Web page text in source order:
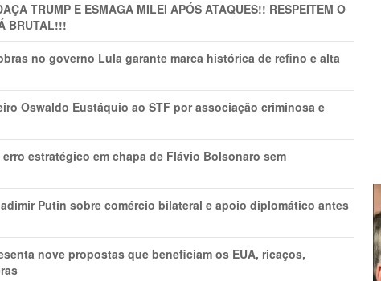
TRUMP E ESMAGA MILEI APÓS ATAQUES!! RESPEITEM O
BRUTAL!!!
no governo Lula garante marca histórica de refino e alta
Oswaldo Eustáquio ao STF por associação criminosa e
estratégico em chapa de Flávio Bolsonaro sem
Putin sobre comércio bilateral e apoio diplomático antes
nove propostas que beneficiam os EUA, ricaços,